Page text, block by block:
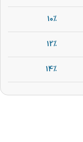
10%
12%
14%